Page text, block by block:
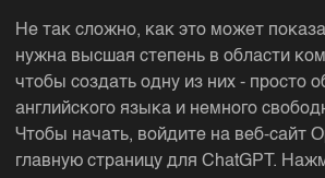
Не так сложно, как это может
нужна высшая степень в области
чтобы создать одну из них - просто
английского языка и немного
Чтобы начать, войдите на веб-сайт
главную страницу для ChatGPT.